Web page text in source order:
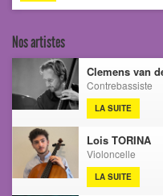
Nos artistes
Clemens van
Contrebassiste
LA SUITE
Lois TORINA
Violoncelle
LA SUITE